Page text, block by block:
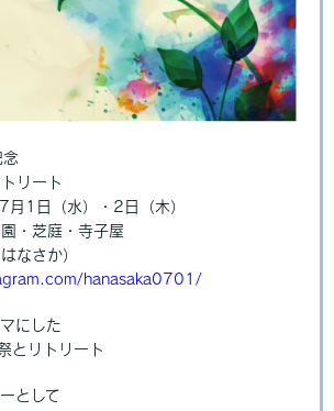
リート
1日（水）・2日（木）
・芝庭・寺子屋
なさか）
hanasaka0701/
にした
とリトリート
として